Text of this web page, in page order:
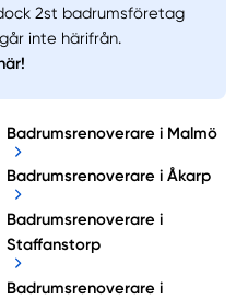
2st badrumsföretag
inte härifrån.
Badrumsrenoverare i Malmö
Badrumsrenoverare i Åkarp
Badrumsrenoverare i
Staffanstorp
Badrumsrenoverare i